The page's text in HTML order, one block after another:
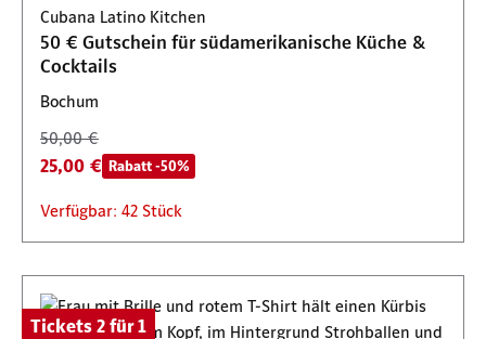
Verfügbar: 36 Stück
Cubana Latino Kitchen
50 € Gutschein für südamerikanische Küche &
Cocktails
Bochum
50,00 €
25,00 € Rabatt -50%
Verfügbar: 42 Stück
Tickets 2 für 1